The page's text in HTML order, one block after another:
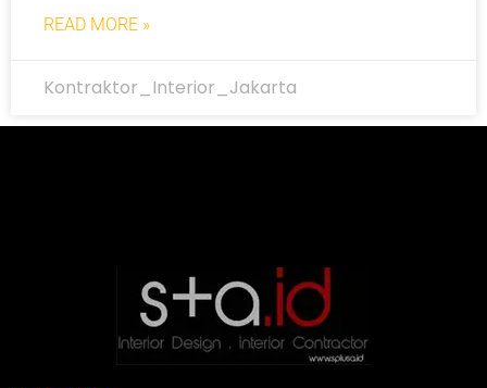
READ MORE »
Kontraktor_Interior_Jakarta